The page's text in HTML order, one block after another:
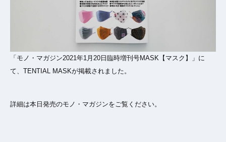
「モノ・マガジン2021年1月20日臨時増刊号MASK【マスク】」に
て、TENTIAL MASKが掲載されました。
詳細は本日発売のモノ・マガジンをご覧ください。